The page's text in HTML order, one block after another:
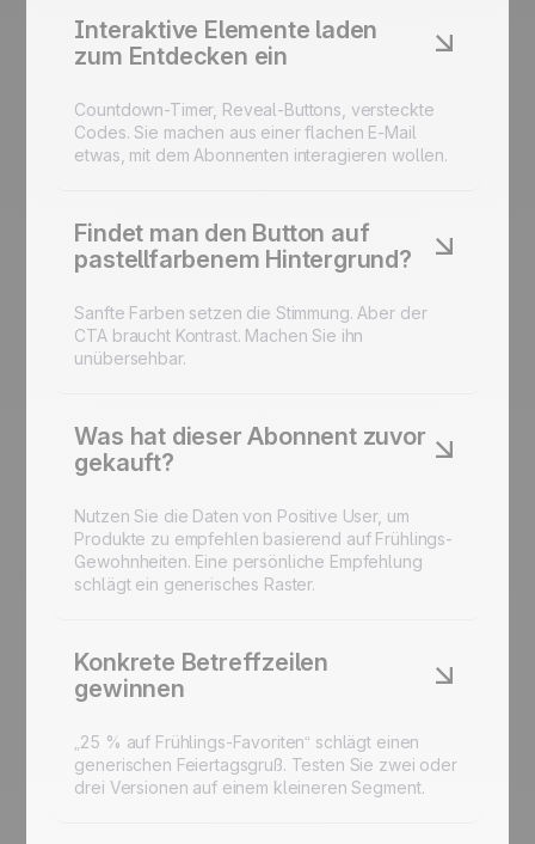
Interaktive Elemente laden
zum Entdecken ein
Countdown-Timer, Reveal-Buttons, versteckte
Codes. Sie machen aus einer flachen E-Mail
etwas, mit dem Abonnenten interagieren wollen.
Findet man den Button auf
pastellfarbenem Hintergrund?
Sanfte Farben setzen die Stimmung. Aber der
CTA braucht Kontrast. Machen Sie ihn
unübersehbar.
Was hat dieser Abonnent zuvor
gekauft?
Nutzen Sie die Daten von Positive User, um
Produkte zu empfehlen basierend auf Frühlings-
Gewohnheiten. Eine persönliche Empfehlung
schlägt ein generisches Raster.
Konkrete Betreffzeilen
gewinnen
„25 % auf Frühlings-Favoriten“ schlägt einen
generischen Feiertagsgruß. Testen Sie zwei oder
drei Versionen auf einem kleineren Segment.